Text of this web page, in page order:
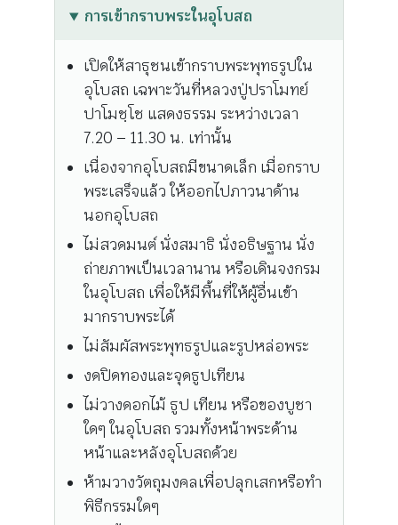
การเข้ากราบพระในอุโบสถ
เปิดให้สาธุชนเข้ากราบพระพุทธรูปใน
อุโบสถ เฉพาะวันที่หลวงปู่ปราโมทย์
ปาโมชฺโช แสดงธรรม ระหว่างเวลา
7.20 – 11.30 น. เท่านั้น
เนื่องจากอุโบสถมีขนาดเล็ก เมื่อกราบ
พระเสร็จแล้ว ให้ออกไปภาวนาด้าน
นอกอุโบสถ
ไม่สวดมนต์ นั่งสมาธิ นั่งอธิษฐาน นั่ง
ถ่ายภาพเป็นเวลานาน หรือเดินจงกรม
ในอุโบสถ เพื่อให้มีพื้นที่ให้ผู้อื่นเข้า
มากราบพระได้
ไม่สัมผัสพระพุทธรูปและรูปหล่อพระ
งดปิดทองและจุดธูปเทียน
ไม่วางดอกไม้ ธูป เทียน หรือของบูชา
ใดๆ ในอุโบสถ รวมทั้งหน้าพระด้าน
หน้าและหลังอุโบสถด้วย
ห้ามวางวัตถุมงคลเพื่อปลุกเสกหรือทำ
พิธีกรรมใดๆ